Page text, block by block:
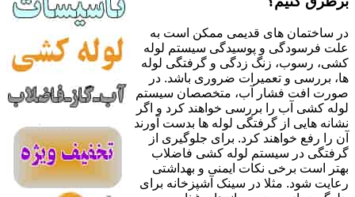
در ساختمان های قدیمی ممکن است به
علت فرسودگی و پوسیدگی سیستم لوله
کشی، رسوب، زنگ زدگی و گرفتگی لوله
ها، بررسی و تعمیرات ضروری باشد. در
صورت افت فشار آب، متخصصان سیستم
لوله کشی آب را بررسی خواهند کرد و اگر
نشانه هایی از گرفتگی لوله ها بدست آورند
آن را رفع خواهند کرد. برای جلوگیری از
گرفتگی در سیستم لوله کشی فاضلاب
بهتر است برخی نکات ایمنی و بهداشتی
رعایت شود. مثلا در سینک آشپزخانه برای